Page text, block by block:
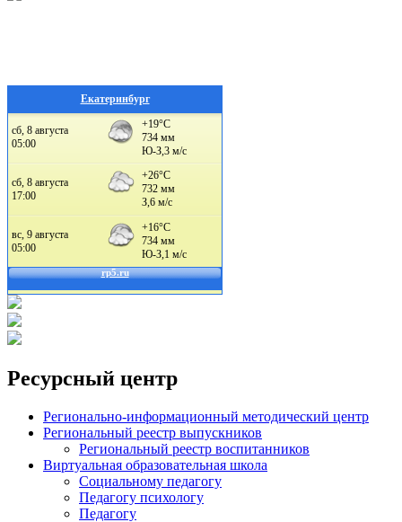
Екатеринбург
Ресурсный центр
Регионально-информационный методический центр
Региональный реестр выпускников
Региональный реестр воспитанников
Виртуальная образовательная школа
Социальному педагогу
Педагогу психологу
Педагогу